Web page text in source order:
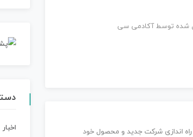
شده توسطآکادمی سی
راه اندازی شرکت جدید و محصول خود
اخبار